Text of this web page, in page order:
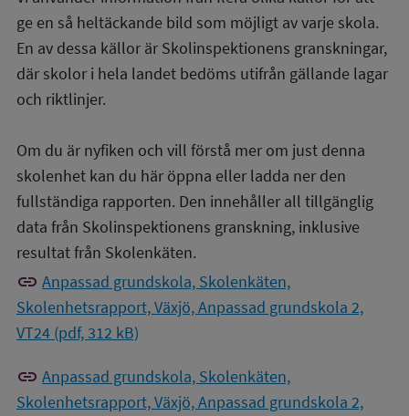
ge en så heltäckande bild som möjligt av varje skola.
En av dessa källor är Skolinspektionens granskningar,
där skolor i hela landet bedöms utifrån gällande lagar
och riktlinjer.
Om du är nyfiken och vill förstå mer om just denna
skolenhet kan du här öppna eller ladda ner den
fullständiga rapporten. Den innehåller all tillgänglig
data från Skolinspektionens granskning, inklusive
resultat från Skolenkäten.
link Anpassad grundskola, Skolenkäten,
Skolenhetsrapport, Växjö, Anpassad grundskola 2,
VT24 (pdf, 312 kB)
link Anpassad grundskola, Skolenkäten,
Skolenhetsrapport, Växjö, Anpassad grundskola 2,